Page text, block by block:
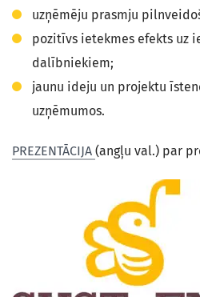
uzņēmēju prasmju
pozitīvs ietekmes efekts uz
dalībniekiem;
jaunu ideju un projektu
uzņēmumos.
PREZENTĀCIJA (angļu val.) par